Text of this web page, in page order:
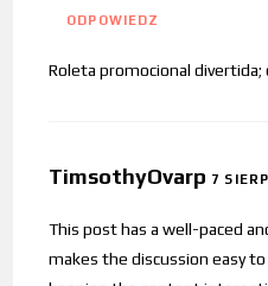
ODPOWIEDZ
Roleta promocional
TimsothyOvarp 7
This post has a well-paced
makes the discussion easy